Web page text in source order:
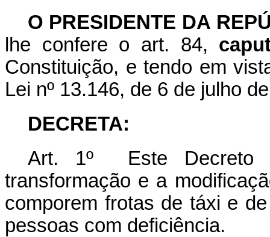
O PRESIDENTE DA
lhe confere o art. 84,
Constituição, e tendo em
Lei nº 13.146, de 6 de julho
DECRETA:
Art. 1º Este Decreto
transformação e a
comporem frotas de táxi e
pessoas com deficiência.